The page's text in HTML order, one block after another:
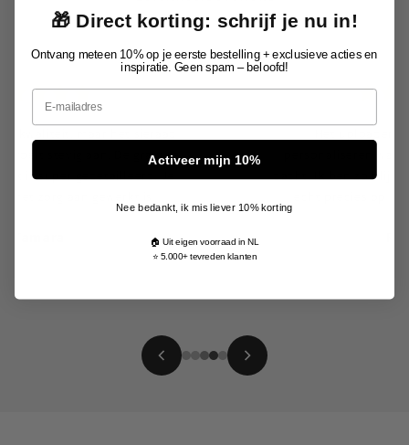
personaliseren was veel makkelijker dan ik
Patricia
🎁 Direct korting: schrijf je nu in!
Ontvang meteen 10% op je eerste bestelling + exclusieve acties en
inspiratie. Geen spam – beloofd!
Email
Activeer mijn 10%
Nee bedankt, ik mis liever 10% korting
🏠 Uit eigen voorraad in NL
⭐ 5.000+ tevreden klanten